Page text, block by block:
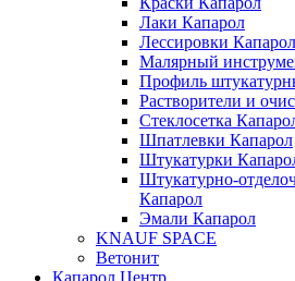
Лаки Капарол
Лессировки Капарол
Малярный
Профиль
Растворители и
Cтеклосетка
Шпатлевки Капарол
Штукатурки
Штукатурно-
Капарол
Эмали Капарол
KNAUF SPACE
Ветонит
Капарол Центр